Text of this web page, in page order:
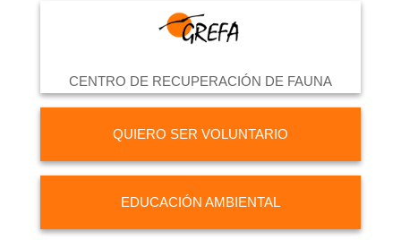
CENTRO DE RECUPERACIÓN DE FAUNA
QUIERO SER VOLUNTARIO
EDUCACIÓN AMBIENTAL